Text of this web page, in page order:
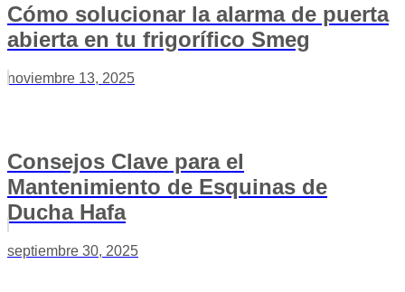
Cómo solucionar la alarma de puerta
abierta en tu frigorífico Smeg
noviembre 13, 2025
Consejos Clave para el
Mantenimiento de Esquinas de
Ducha Hafa
septiembre 30, 2025